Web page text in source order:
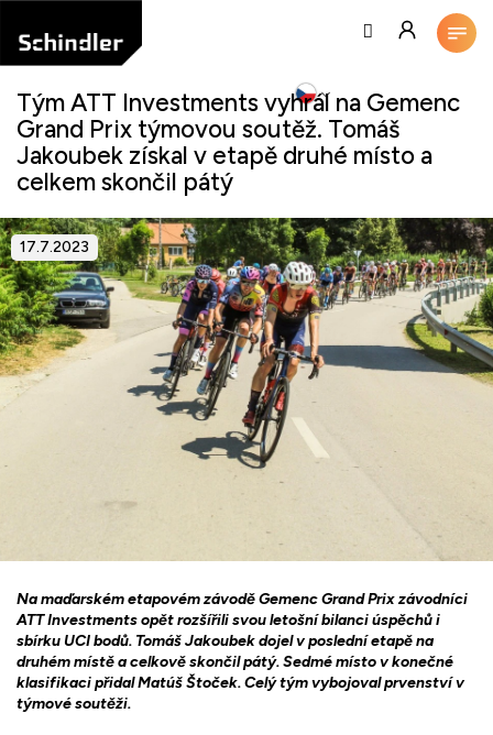
obsah
Tým ATT Investments vyhrál na Gemenc
Grand Prix týmovou soutěž. Tomáš
Jakoubek získal v etapě druhé místo a
celkem skončil pátý
17.7.2023
Na maďarském etapovém závodě Gemenc Grand Prix závodníci
ATT Investments opět rozšířili svou letošní bilanci úspěchů i
sbírku UCI bodů. Tomáš Jakoubek dojel v poslední etapě na
druhém místě a celkově skončil pátý. Sedmé místo v konečné
klasifikaci přidal Matúš Štoček. Celý tým vybojoval prvenství v
týmové soutěži.